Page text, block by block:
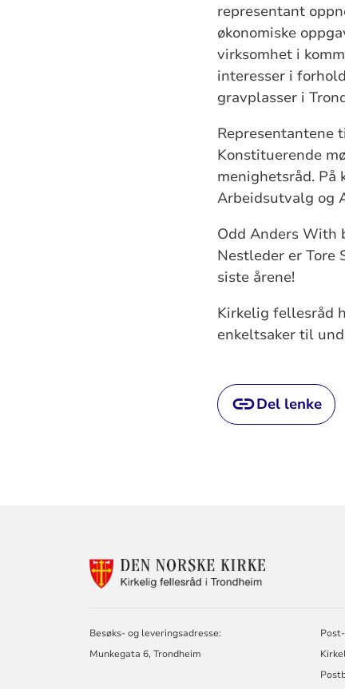
representant
økonomiske
virksomhet i
interesser i
gravplasser i
Representantene
Konstituerende
menighetsråd.
Arbeidsutvalg og
Odd Anders With
Nestleder er Tore
siste årene!
Kirkelig fellesråd
enkeltsaker til
Del lenke
TRONDHEIM
Besøks- og leveringsadresse:
Munkegata 6, Trondheim